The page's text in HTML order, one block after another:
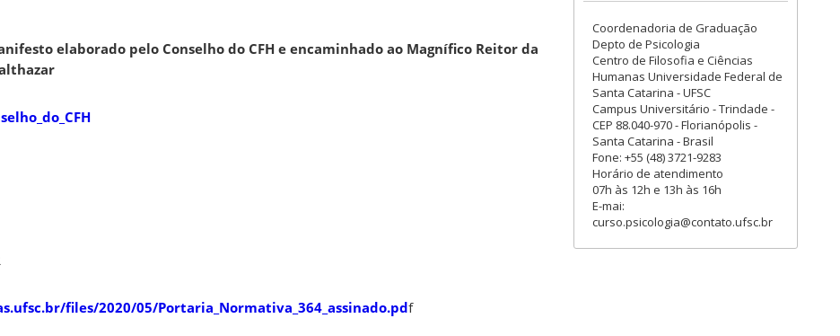
elaborado pelo Conselho do CFH e encaminhado ao Magnífico Reitor da
files/2020/05/Portaria_Normativa_364_assinado.pdf
Coordenadoria de Graduação
Depto de Psicologia
Centro de Filosofia e Ciências
Humanas Universidade Federal de
Santa Catarina - UFSC
Campus Universitário - Trindade -
CEP 88.040-970 - Florianópolis -
Santa Catarina - Brasil
Fone: +55 (48) 3721-9283
Horário de atendimento
07h às 12h e 13h às 16h
E-mai:
curso.psicologia@contato.ufsc.br